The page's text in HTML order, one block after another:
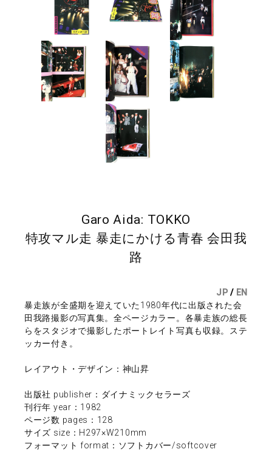
Garo Aida: TOKKO
特攻マル走 暴走にかける青春 会田我
路
JP / EN
暴走族が全盛期を迎えていた1980年代に出版された会
田我路撮影の写真集。全ページカラー。各暴走族の総長
らをスタジオで撮影したポートレイト写真も収録。ステ
ッカー付き。
レイアウト・デザイン：神山昇
出版社 publisher：ダイナミックセラーズ
刊行年 year：1982
ページ数 pages：128
サイズ size：H297×W210mm
フォーマット format：ソフトカバー/softcover